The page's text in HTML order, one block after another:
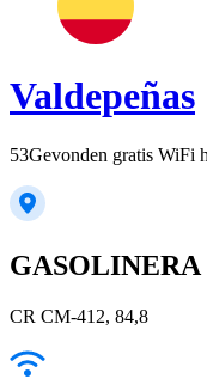
Valdepeñas
53Gevonden gratis WiFi
GASOLINERA
CR CM-412, 84,8